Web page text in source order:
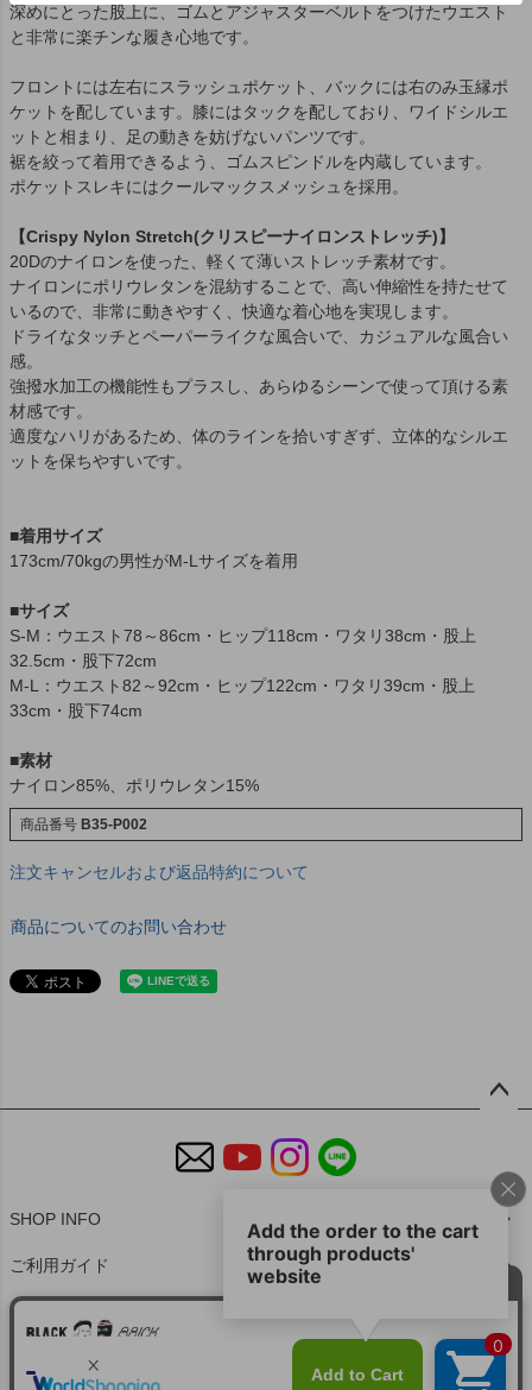
深めにとった股上に、ゴムとアジャスターベルトをつけたウエスト
と非常に楽チンな履き心地です。
フロントには左右にスラッシュポケット、バックには右のみ玉縁ポ
ケットを配しています。膝にはタックを配しており、ワイドシルエ
ットと相まり、足の動きを妨げないパンツです。
裾を絞って着用できるよう、ゴムスピンドルを内蔵しています。
ポケットスレキにはクールマックスメッシュを採用。
【Crispy Nylon Stretch(クリスピーナイロンストレッチ)】
20Dのナイロンを使った、軽くて薄いストレッチ素材です。
ナイロンにポリウレタンを混紡することで、高い伸縮性を持たせて
いるので、非常に動きやすく、快適な着心地を実現します。
ドライなタッチとペーパーライクな風合いで、カジュアルな風合い
感。
強撥水加工の機能性もプラスし、あらゆるシーンで使って頂ける素
材感です。
適度なハリがあるため、体のラインを拾いすぎず、立体的なシルエ
ットを保ちやすいです。
■着用サイズ
173cm/70kgの男性がM-Lサイズを着用
■サイズ
S-M：ウエスト78～86cm・ヒップ118cm・ワタリ38cm・股上
32.5cm・股下72cm
M-L：ウエスト82～92cm・ヒップ122cm・ワタリ39cm・股上
33cm・股下74cm
■素材
ナイロン85%、ポリウレタン15%
商品番号 B35-P002
注文キャンセルおよび返品特約について
商品についてのお問い合わせ
ップ
へ
SHOP INFO
ご利用ガイド
特定商取引法に基づく表示
個人情報の取扱